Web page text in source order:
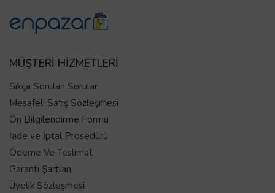
MÜŞTERİ HİZMETLERİ
Sıkça Sorulan Sorular
Mesafeli Satış Sözleşmesi
Ön Bilgilendirme Formu
İade ve İptal Prosedürü
Ödeme Ve Teslimat
Garanti Şartları
Üyelik Sözleşmesi